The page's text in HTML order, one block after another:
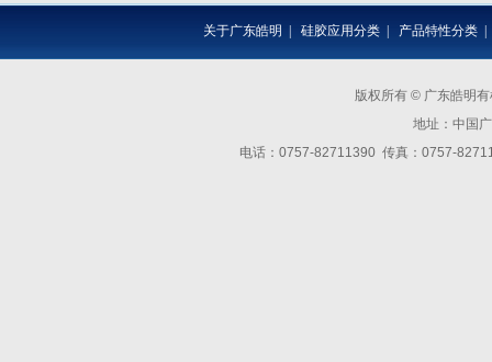
关于广东皓明 硅胶应用分类| 产品特性分类
版权所有 © 广东皓明
地址：中国
电话：0757-82711390 传真：0757-